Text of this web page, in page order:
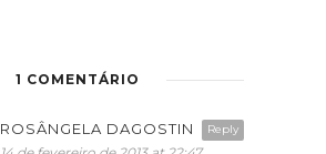
1 COMENTÁRIO
Reply
ROSÂNGELA DAGOSTIN